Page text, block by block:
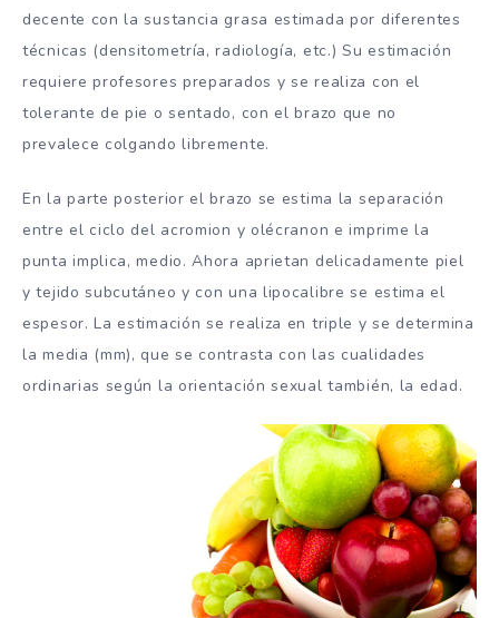
decente con la sustancia grasa estimada por diferentes
técnicas (densitometría, radiología, etc.) Su estimación
requiere profesores preparados y se realiza con el
tolerante de pie o sentado, con el brazo que no
prevalece colgando libremente.
En la parte posterior el brazo se estima la separación
entre el ciclo del acromion y olécranon e imprime la
punta implica, medio. Ahora aprietan delicadamente piel
y tejido subcutáneo y con una lipocalibre se estima el
espesor. La estimación se realiza en triple y se determina
la media (mm), que se contrasta con las cualidades
ordinarias según la orientación sexual también, la edad.